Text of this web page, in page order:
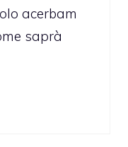
acerbam
saprà